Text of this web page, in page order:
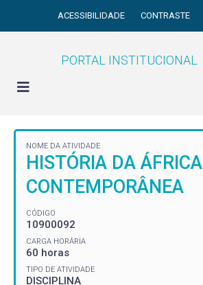
ACESSIBILIDADE CONTRASTE
PORTAL INSTITUCIONAL
NOME DA ATIVIDADE
HISTÓRIA DA ÁFRICA
CONTEMPORÂNEA
CÓDIGO
10900092
CARGA HORÁRIA
60 horas
TIPO DE ATIVIDADE
DISCIPLINA